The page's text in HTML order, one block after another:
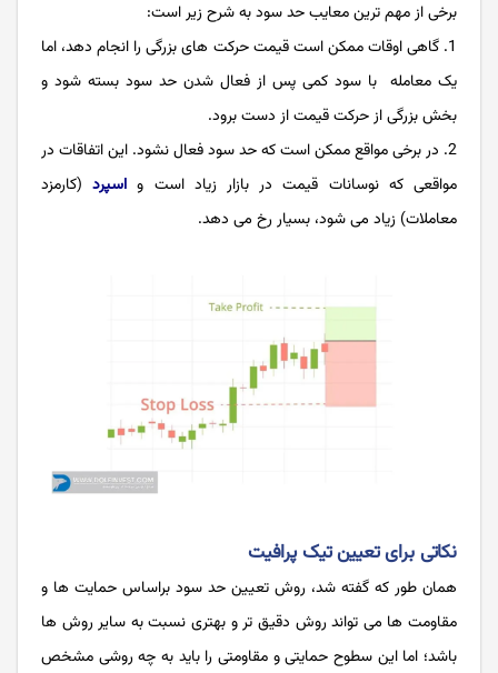
برخی از مهم ترین معایب حد سود به شرح زیر است:
1. گاهی اوقات ممکن است قیمت حرکت های بزرگی را انجام دهد، اما
یک معامله با سود کمی پس از فعال شدن حد سود بسته شود و
بخش بزرگی از حرکت قیمت از دست برود.
2. در برخی مواقع ممکن است که حد سود فعال نشود. این اتفاقات در
مواقعی که نوسانات قیمت در بازار زیاد است و اسپرد(کارمزد
معاملات) زیاد می شود، بسیار رخ می دهد.
نکاتی برای تعیین تیک پرافیت
همان طور که گفته شد، روش تعیین حد سود براساس حمایت ها و
مقاومت ها می تواند روش دقیق تر و بهتری نسبت به سایر روش ها
باشد؛ اما این سطوح حمایتی و مقاومتی را باید به چه روشی مشخص